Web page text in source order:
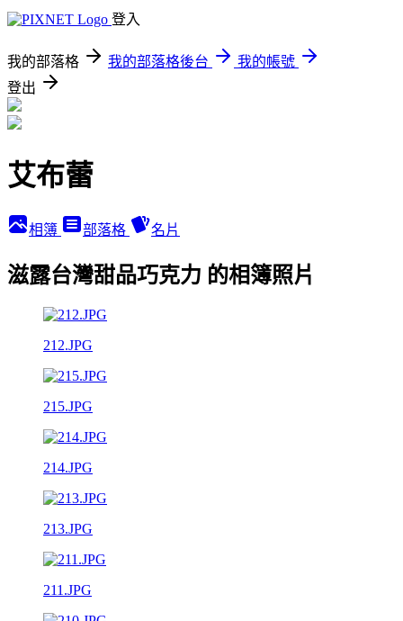
登入
我的部落格 我的部落格後台
我的帳號
登出
艾布蕾
相簿 部落格 名片
滋露台灣甜品巧克力 的相簿照片
212.JPG
215.JPG
214.JPG
213.JPG
211.JPG